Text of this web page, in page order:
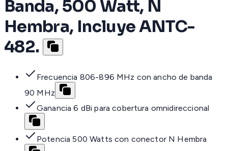
Banda, 500 Watt, N
Hembra, Incluye ANTC-
482.
Frecuencia 806-896 MHz con ancho de banda
90 MHz
Ganancia 6 dBi para cobertura omnidireccional
Potencia 500 Watts con conector N Hembra